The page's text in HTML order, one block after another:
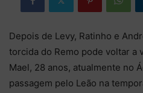
Depois de Levy, Ratinho e
torcida do Remo pode voltar a
Mael, 28 anos, atualmente no
passagem pelo Leão na